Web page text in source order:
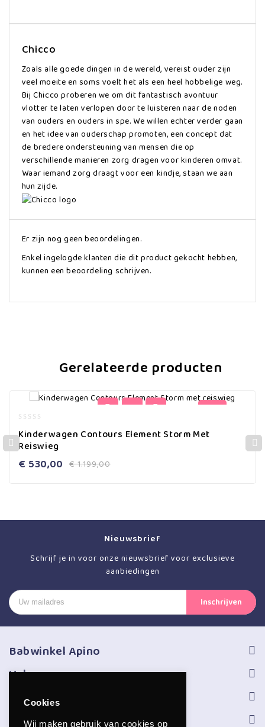
Chicco
Zoals alle goede dingen in de wereld, vereist ouder zijn
veel moeite en soms voelt het als een heel hobbelige weg.
Bij Chicco proberen we om dit fantastisch avontuur
vlotter te laten verlopen door te luisteren naar de noden
van ouders en ouders in spe. We willen echter verder gaan
en het idee van ouderschap promoten, een concept dat
de bredere ondersteuning van mensen die op
verschillende manieren zorg dragen voor kinderen omvat.
Waar iemand zorg draagt voor een kindje, staan we aan
hun zijde.
Er zijn nog geen beoordelingen.
Enkel ingelogde klanten die dit product gekocht hebben,
kunnen een beoordeling schrijven.
Gerelateerde producten
-56%
out
of
Kinderwagen Contours Element Storm Met
Reiswieg
€1.199,00
€ 530,00
Nieuwsbrief
Schrijf je in voor onze nieuwsbrief voor exclusieve
aanbiedingen
Babwinkel Apino
Volg ons
Informatie
Service
Cookies
Wij maken gebruik van cookies op